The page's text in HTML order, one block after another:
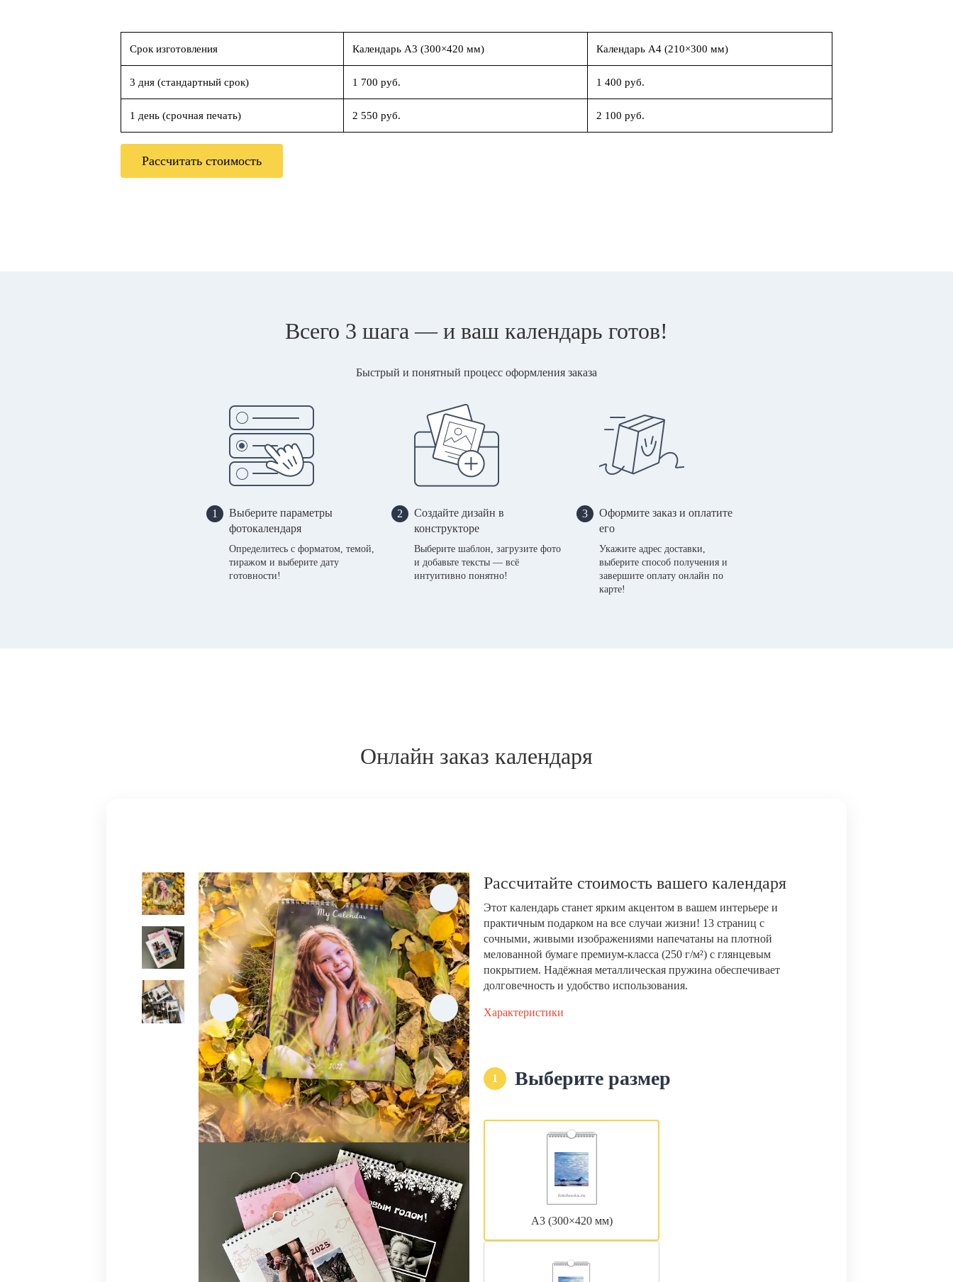
Срок изготовления Календарь А3 (300×420 мм) Календарь А4 (210×300 мм)
3 дня (стандартный срок) 1 700 руб. 1 400 руб.
1 день (срочная печать) 2 550 руб. 2 100 руб.
Рассчитать стоимость
Всего 3 шага — и ваш календарь готов!
Быстрый и понятный процесс оформления заказа
1
Выберите параметры
фотокалендаря
Определитесь с форматом, темой,
тиражом и выберите дату
готовности!
2
Создайте дизайн в
конструкторе
Выберите шаблон, загрузите фото
и добавьте тексты — всё
интуитивно понятно!
3
Оформите заказ и оплатите
его
Укажите адрес доставки,
выберите способ получения и
завершите оплату онлайн по
карте!
Онлайн заказ календаря
Рассчитайте стоимость вашего календаря
Этот календарь станет ярким акцентом в вашем интерьере и
практичным подарком на все случаи жизни! 13 страниц с
сочными, живыми изображениями напечатаны на плотной
мелованной бумаге премиум-класса (250 г/м²) с глянцевым
покрытием. Надёжная металлическая пружина обеспечивает
долговечность и удобство использования.
Характеристики
1 Выберите размер
А3 (300×420 мм)